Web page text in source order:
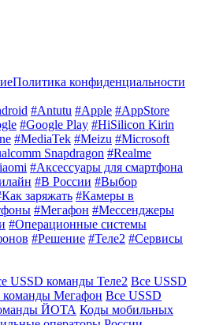
Политика конфиденциальности
#Antutu #Apple #AppStore
#Google Play #HiSilicon Kirin
#MediaTek #Meizu #Microsoft
Snapdragon #Realme
#Аксессуары для смартфона
#В России #Выбор
заряжать #Камеры в
#Мегафон #Мессенджеры
#Операционные системы
#Решение #Теле2 #Сервисы
USSD команды Теле2 Все USSD
команды Мегафон Все USSD
ЙОТА Коды мобильных